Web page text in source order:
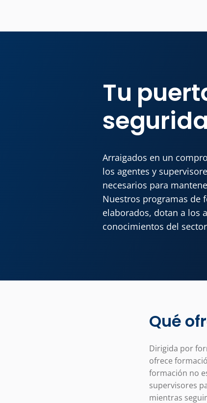
Tu
Arraigados en un
los agentes y
necesarios para
Nuestros programas de
elaborados, dotan a los
conocimientos del
Qué
Dirigida por
ofrece
formación no
supervisores
mientras